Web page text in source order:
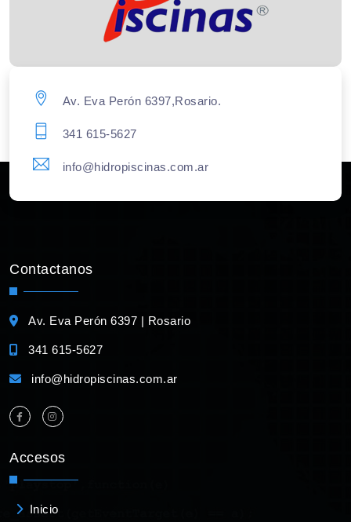
Av. Eva Perón 6397,Rosario.
341 615-5627
info@hidropiscinas.com.ar
Contactanos
Av. Eva Perón 6397 | Rosario
341 615-5627
info@hidropiscinas.com.ar
Accesos
Inicio